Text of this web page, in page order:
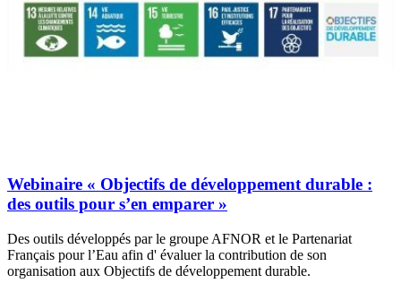
Webinaire « Objectifs de développement durable :
des outils pour s’en emparer »
Des outils développés par le groupe AFNOR et le Partenariat
Français pour l’Eau afin d' évaluer la contribution de son
organisation aux Objectifs de développement durable.